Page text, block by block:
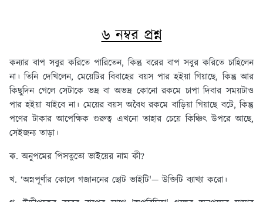
৬ নম্বর প্রশ্ন
কন্যার বাপ সবুর করিতে পারিতেন, কিন্তু বরের বাপ সবুর করিতে চাহিলেন
না। তিনি দেখিলেন, মেয়েটির বিবাহের বয়স পার হইয়া গিয়াছে, কিন্তু আর
কিছুদিন গেলে সেটাকে ভদ্র বা অভদ্র কোনো রকমে চাপা দিবার সময়টাও
পার হইয়া যাইবে না। মেয়ের বয়স অবৈধ রকমে বাড়িয়া গিয়াছে বটে, কিন্তু
পণের টাকার আপেক্ষিক গুরুত্ব এখনো তাহার চেয়ে কিঞ্চিৎ উপরে আছে,
সেইজন্য তাড়া।
ক. অনুপমের পিসতুতো ভাইয়ের নাম কী?
খ. ‘অন্নপূর্ণার কোলে গজাননের ছোট ভাইটি'— উক্তিটি ব্যাখ্যা করো।